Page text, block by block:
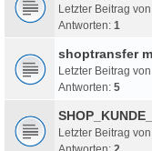
Letzter Beitrag von
Antworten: 1
shoptransfer
Letzter Beitrag von
Antworten: 5
Letzter Beitrag von